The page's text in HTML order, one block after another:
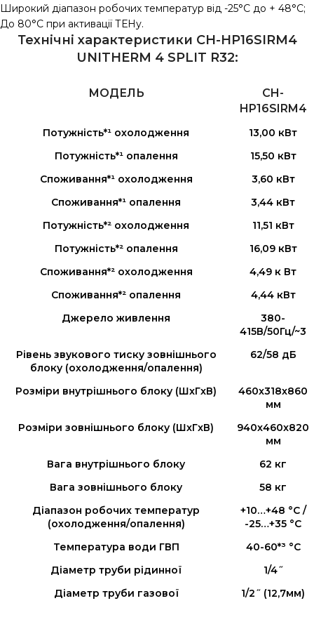
Широкий діапазон робочих температур від -25°С до + 48°С;
До 80°C при активації ТЕНу.
Технічні характеристики CH-HP16SIRM4
UNITHERM 4 SPLIT R32:
МОДЕЛЬ
CH-
HP16SIRM4
Потужність*¹ охолодження
13,00 кВт
Потужність*¹ опалення
15,50 кВт
Споживання*¹ охолодження
3,60 кВт
Споживання*¹ опалення
3,44 кВт
Потужність*² охолодження
11,51 кВт
Потужність*² опалення
16,09 кВт
Споживання*² охолодження
4,49 к Вт
Споживання*² опалення
4,44 кВт
Джерело живлення
380-
415В/50Гц/~3
Рівень звукового тиску зовнішнього
блоку (охолодження/опалення)
62/58 дБ
Розміри внутрішнього блоку (ШxГxВ)
460x318x860
мм
Розміри зовнішнього блоку (ШxГxВ)
940x460x820
мм
Вага внутрішнього блоку
62 кг
Вага зовнішнього блоку
58 кг
Діапазон робочих температур
(охолодження/опалення)
+10…+48 °C /
-25…+35 °C
Температура води ГВП
40-60*³ °C
Діаметр труби рідинної
1/4˝
Діаметр труби газової
1/2˝ (12,7мм)